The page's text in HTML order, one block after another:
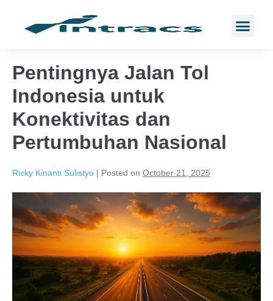
Pentingnya Jalan Tol
Indonesia untuk
Konektivitas dan
Pertumbuhan Nasional
Ricky Kinanti Sulistyo | Posted on October 21, 2025